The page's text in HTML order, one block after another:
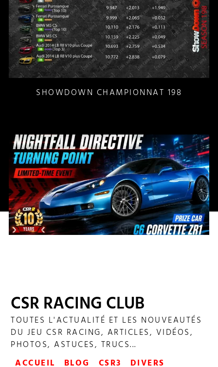
SHOWDOWN CHAMPIONNAT 198
CSR RACING CLUB
TOUTES L'ACTUALITÉ ET LES NOUVEAUTÉS
DU JEU CSR RACING, ARTICLES, VIDÉOS,
PHOTOS, ASTUCES, TRUCS...